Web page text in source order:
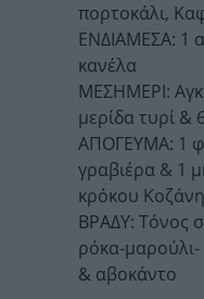
πορτοκάλι,
ΕΝΔΙΑΜΕΣΑ: 1
κανέλα
ΜΕΣΗΜΕΡΙ:
μερίδα τυρί &
ΑΠΟΓΕΥΜΑ: 1
γραβιέρα & 1
κρόκου
ΒΡΑΔΥ: Τόνος
ρόκα-
& αβοκάντο